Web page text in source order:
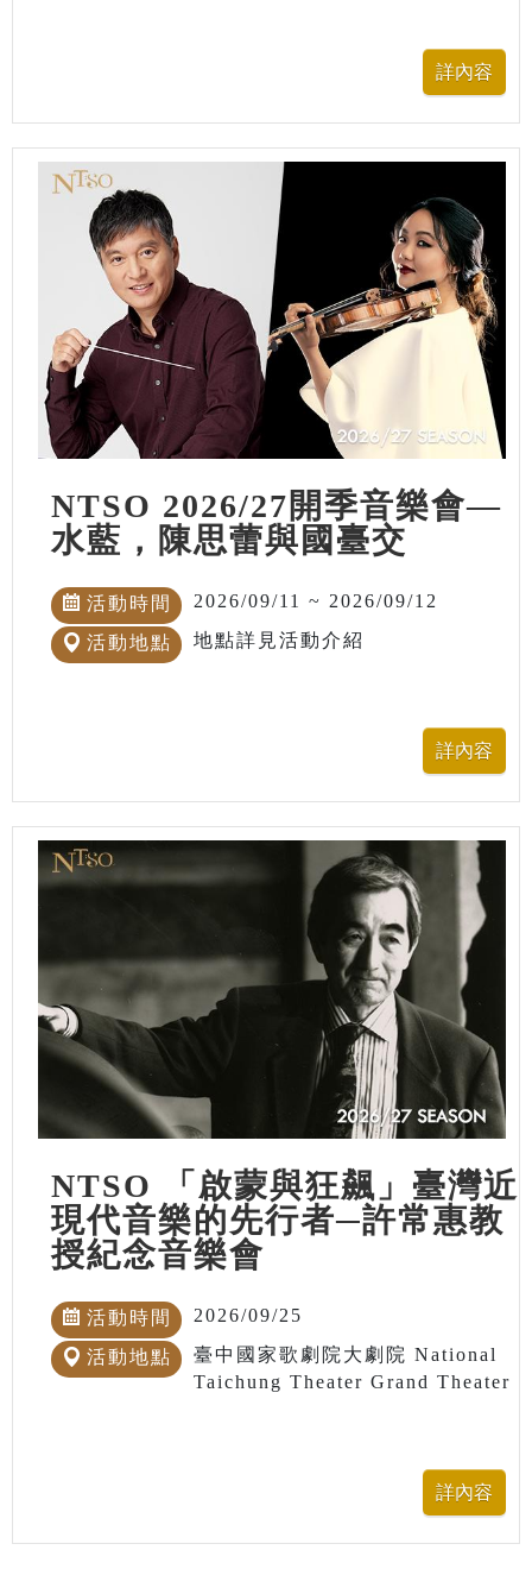
NTSO 2026/27開季音樂會—
水藍，陳思蕾與國臺交
活動時間 2026/09/11 ~ 2026/09/12
活動地點 地點詳見活動介紹
NTSO 「啟蒙與狂飆」臺灣近
現代音樂的先行者─許常惠教
授紀念音樂會
活動時間 2026/09/25
活動地點
臺中國家歌劇院大劇院 National
Taichung Theater Grand Theater